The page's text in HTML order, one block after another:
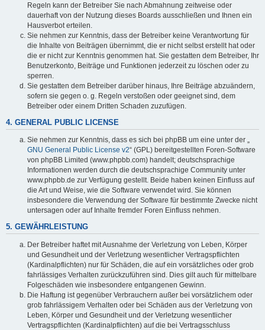
Regeln kann der Betreiber Sie nach Abmahnung zeitweise oder
dauerhaft von der Nutzung dieses Boards ausschließen und Ihnen ein
Hausverbot erteilen.
Sie nehmen zur Kenntnis, dass der Betreiber keine Verantwortung für
die Inhalte von Beiträgen übernimmt, die er nicht selbst erstellt hat oder
die er nicht zur Kenntnis genommen hat. Sie gestatten dem Betreiber, Ihr
Benutzerkonto, Beiträge und Funktionen jederzeit zu löschen oder zu
sperren.
Sie gestatten dem Betreiber darüber hinaus, Ihre Beiträge abzuändern,
sofern sie gegen o. g. Regeln verstoßen oder geeignet sind, dem
Betreiber oder einem Dritten Schaden zuzufügen.
4. GENERAL PUBLIC LICENSE
Sie nehmen zur Kenntnis, dass es sich bei phpBB um eine unter der „
GNU General Public License v2“ (GPL) bereitgestellten Foren-Software
von phpBB Limited (www.phpbb.com) handelt; deutschsprachige
Informationen werden durch die deutschsprachige Community unter
www.phpbb.de zur Verfügung gestellt. Beide haben keinen Einfluss auf
die Art und Weise, wie die Software verwendet wird. Sie können
insbesondere die Verwendung der Software für bestimmte Zwecke nicht
untersagen oder auf Inhalte fremder Foren Einfluss nehmen.
5. GEWÄHRLEISTUNG
Der Betreiber haftet mit Ausnahme der Verletzung von Leben, Körper
und Gesundheit und der Verletzung wesentlicher Vertragspflichten
(Kardinalpflichten) nur für Schäden, die auf ein vorsätzliches oder grob
fahrlässiges Verhalten zurückzuführen sind. Dies gilt auch für mittelbare
Folgeschäden wie insbesondere entgangenen Gewinn.
Die Haftung ist gegenüber Verbrauchern außer bei vorsätzlichem oder
grob fahrlässigem Verhalten oder bei Schäden aus der Verletzung von
Leben, Körper und Gesundheit und der Verletzung wesentlicher
Vertragspflichten (Kardinalpflichten) auf die bei Vertragsschluss